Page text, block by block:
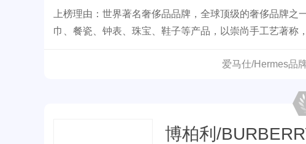
上榜理由：世界著名奢侈品品牌，全球顶级的奢侈品牌
巾、餐瓷、钟表、珠宝、鞋子等产品，以崇尚手工艺著称
爱马仕/Hermes品
博柏利/